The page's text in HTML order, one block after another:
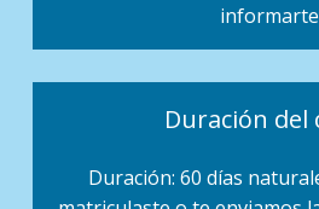
Duración del
Duración: 60 días